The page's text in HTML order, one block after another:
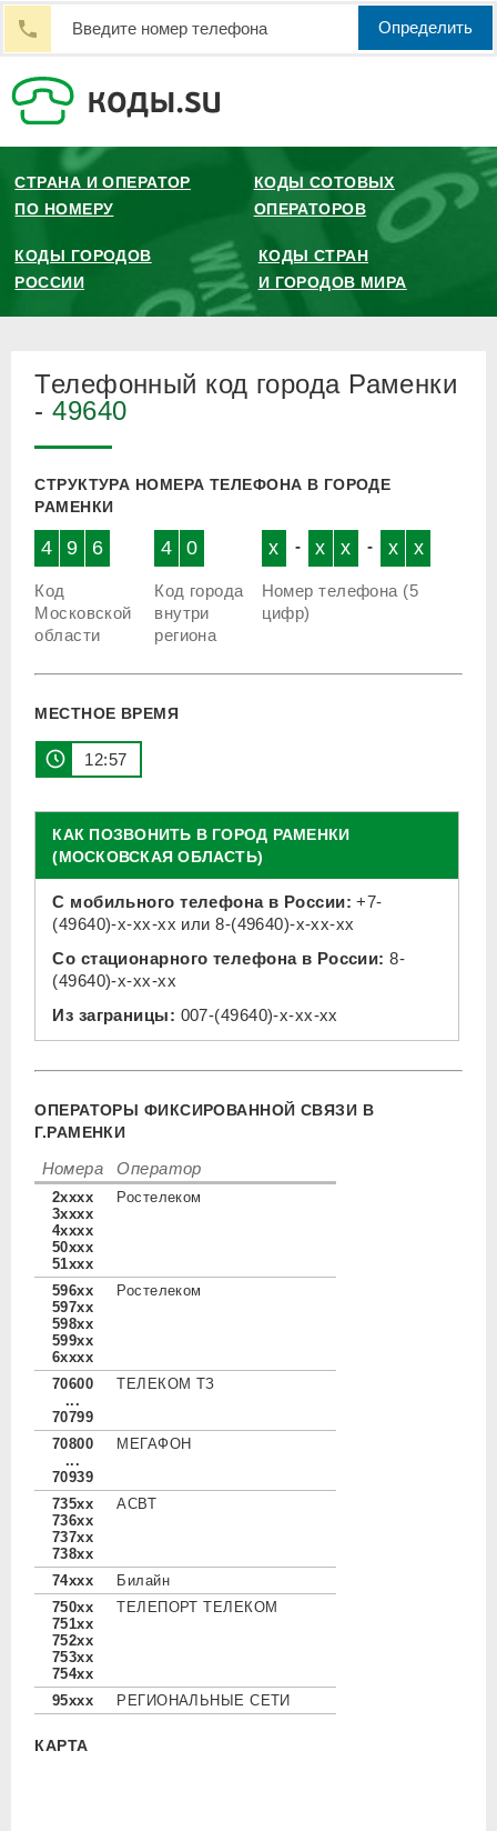
Определить
СТРАНА И ОПЕРАТОР
ПО НОМЕРУ
КОДЫ СОТОВЫХ
ОПЕРАТОРОВ
КОДЫ ГОРОДОВ
РОССИИ
КОДЫ СТРАН
И ГОРОДОВ МИРА
Телефонный код города Раменки
-49640
СТРУКТУРА НОМЕРА ТЕЛЕФОНА В ГОРОДЕ
РАМЕНКИ
4 9 6
Код
Московской
области
4 0
Код города
внутри
региона
x - x x - x x
Номер телефона (5
цифр)
МЕСТНОЕ ВРЕМЯ
12:57
КАК ПОЗВОНИТЬ В ГОРОД РАМЕНКИ
(МОСКОВСКАЯ ОБЛАСТЬ)
С мобильного телефона в России: +7-
(49640)-x-xx-xx или8-(49640)-x-xx-xx
Со стационарного телефона в России: 8-
(49640)-x-xx-xx
Из заграницы: 007-(49640)-x-xx-xx
ОПЕРАТОРЫ ФИКСИРОВАННОЙ СВЯЗИ В
Г.РАМЕНКИ
Номера Оператор
2xxxx
3xxxx
4xxxx
50xxx
51xxx
Ростелеком
596xx
597xx
598xx
599xx
6xxxx
Ростелеком
70600
...
70799
ТЕЛЕКОМ ТЗ
70800
...
70939
МЕГАФОН
735xx
736xx
737xx
738xx
АСВТ
74xxx
Билайн
750xx
751xx
752xx
753xx
754xx
ТЕЛЕПОРТ ТЕЛЕКОМ
95xxx РЕГИОНАЛЬНЫЕ СЕТИ
КАРТА